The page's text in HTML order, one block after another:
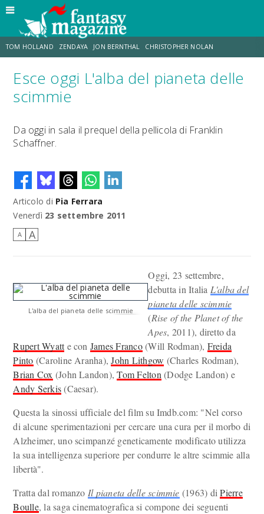
TOM HOLLAND ZENDAYA JON BERNTHAL CHRISTOPHER NOLAN
STRANIMONDI LUCCA COMICS & GAMES ODISSEA CHRIS MCKENNA
Esce oggi L'alba del pianeta delle
scimmie
Da oggi in sala il prequel della pellicola di Franklin
Schaffner.
Articolo di Pia Ferrara
Venerdì 23 settembre 2011
A A
L'alba del pianeta delle scimmie
Oggi, 23 settembre,
debutta in Italia L'alba del
pianeta delle scimmie
(Rise of the Planet of the
Apes, 2011), diretto da
Rupert Wyatte con James Franco(Will Rodman), Freida
Pinto (Caroline Aranha),John Lithgow (Charles Rodman),
Brian Cox (John Landon),Tom Felton (Dodge Landon) e
Andy Serkis(Caesar).
Questa la sinossi ufficiale del film su Imdb.com: "Nel corso
di alcune sperimentazioni per cercare una cura per il morbo di
Alzheimer, uno scimpanzé geneticamente modificato utilizza
la sua intelligenza superiore per condurre le altre scimmie alla
libertà".
Tratta dal romanzo Il pianeta delle scimmie (1963) diPierre
Boulle, la saga cinematografica si compone dei seguenti